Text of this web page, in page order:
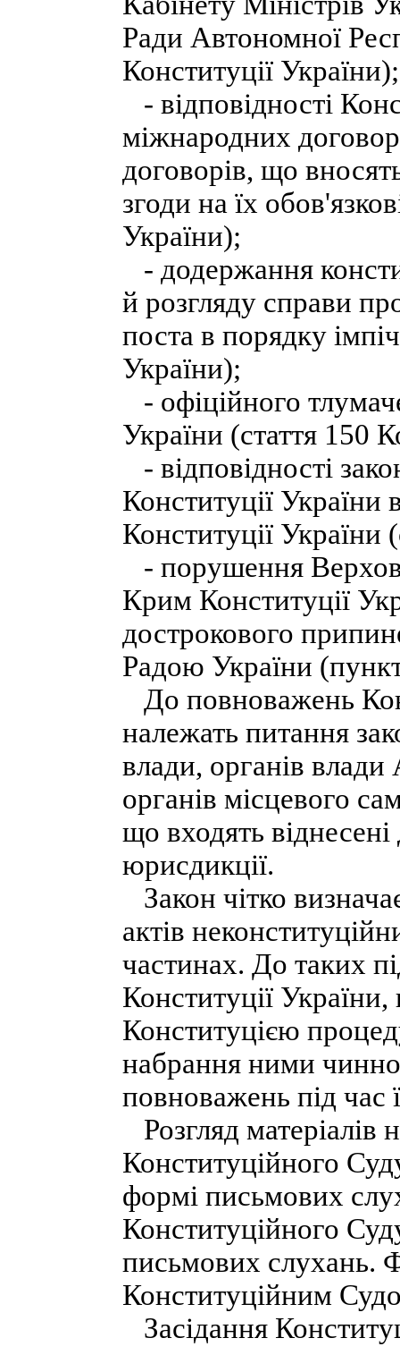
Ради Автономної
Конституції України);
- відповідності
міжнародних
договорів, що
згоди на їх
України);
- додержання
й розгляду справи
поста в порядку
України);
- офіційного
України (стаття 150
- відповідності
Конституції України
Конституції України
- порушення
Крим Конституції
дострокового
Радою України
До повноважень
належать питання
влади, органів
органів місцевого
що входять віднесені
юрисдикції.
Закон чітко
актів
частинах. До таких
Конституції
Конституцією
набрання ними
повноважень під час
Розгляд матеріалів
Конституційного
формі письмових
Конституційного
письмових слухань.
Конституційним
Засідання